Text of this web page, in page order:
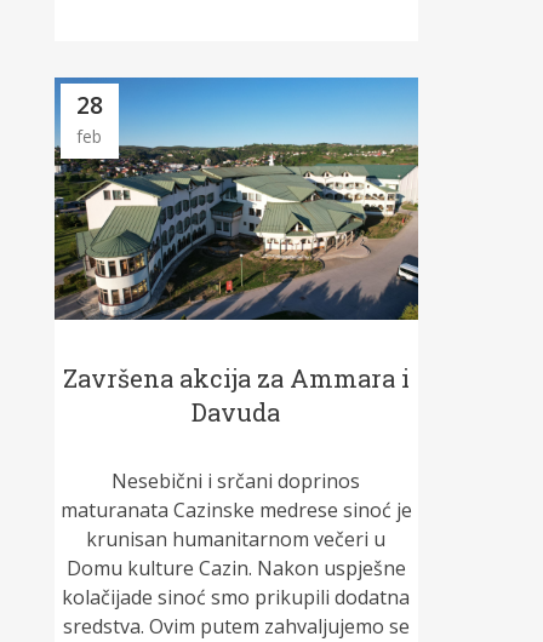
28
feb
Završena akcija za Ammara i
Davuda
Nesebični i srčani doprinos
maturanata Cazinske medrese sinoć je
krunisan humanitarnom večeri u
Domu kulture Cazin. Nakon uspješne
kolačijade sinoć smo prikupili dodatna
sredstva. Ovim putem zahvaljujemo se